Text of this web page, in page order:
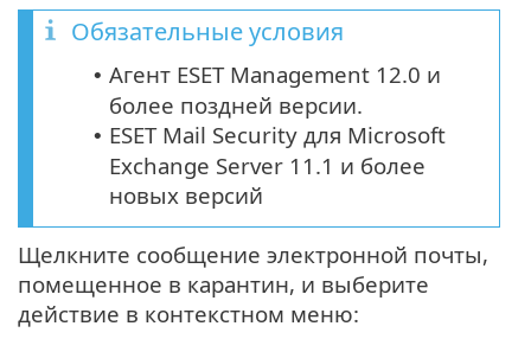
Обязательные условия
• Агент ESET Management 12.0 и
более поздней версии.
• ESET Mail Security для Microsoft
Exchange Server 11.1 и более
новых версий
Щелкните сообщение электронной почты,
помещенное в карантин, и выберите
действие в контекстном меню: